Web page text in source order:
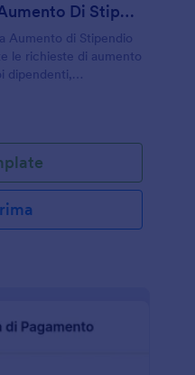
Modulo Di Richiesta Aumento Di Stipendio
Aumento di Stipendio
le richieste di aumento
dipendenti,
aumento richiesto, lo
la firma dei
e infine la firma
possibile
il modello per
azienda,